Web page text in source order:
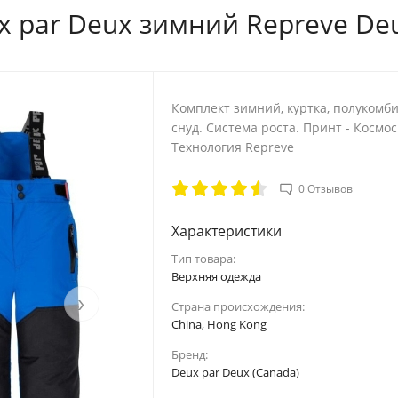
par Deux зимний Repreve
›
Комплект зимний, куртка,
снуд. Система роста. Принт -
Технология Repreve
0 Отзывов
Характеристики
Тип товара:
Верхняя одежда
Страна происхождения:
China, Hong Kong
Бренд:
Deux par Deux (Canada)
6Y 6XY 7Y 8Y
62 64
54